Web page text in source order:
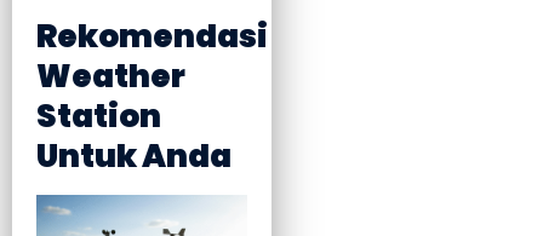
Rekomendasi
Weather
Station
Untuk Anda